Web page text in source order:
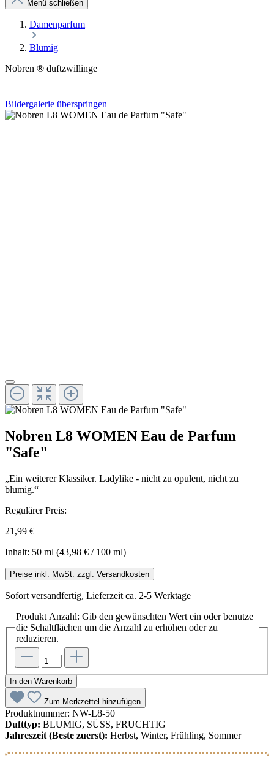
Menü schließen
Damenparfum
Blumig
Nobren ® duftzwillinge
Bildergalerie überspringen
Nobren L8 WOMEN Eau de Parfum
"Safe"
„Ein weiterer Klassiker. Ladylike - nicht zu opulent, nicht zu
blumig.“
Regulärer Preis:
21,99 €
Inhalt: 50 ml (43,98 € / 100 ml)
Preise inkl. MwSt. zzgl. Versandkosten
Sofort versandfertig, Lieferzeit ca. 2-5 Werktage
Produkt Anzahl: Gib den gewünschten Wert ein oder benutze
die Schaltflächen um die Anzahl zu erhöhen oder zu
reduzieren.
In den Warenkorb
Zum Merkzettel hinzufügen
Produktnummer: NW-L8-50
Dufttyp: BLUMIG, SÜSS, FRUCHTIG
Jahreszeit (Beste zuerst): Herbst, Winter, Frühling, Sommer